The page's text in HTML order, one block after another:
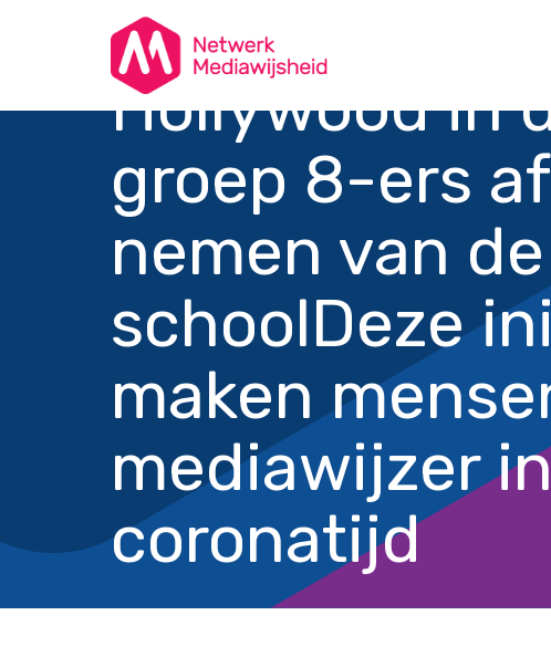
Hollywood in
groep 8-ers
nemen van
schoolDeze
maken
mediawijzer
coronatijd